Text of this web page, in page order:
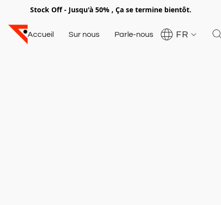
Stock Off - Jusqu'à 50% , Ça se termine bientôt.
Accueil Sur nous Parle-nous FR